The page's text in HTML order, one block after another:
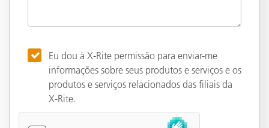
Eu dou à X-Rite permissão para enviar-me
informações sobre seus produtos e serviços e os
produtos e serviços relacionados das filiais da
X-Rite.